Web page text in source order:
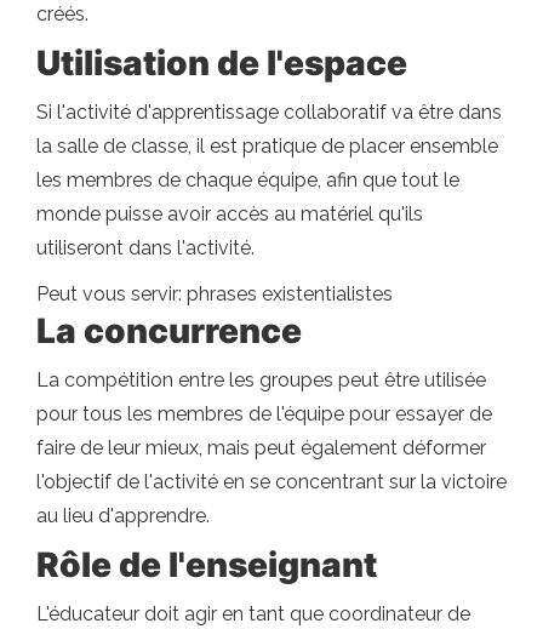
créés.
Utilisation de l'espace
Si l'activité d'apprentissage collaboratif va être dans
la salle de classe, il est pratique de placer ensemble
les membres de chaque équipe, afin que tout le
monde puisse avoir accès au matériel qu'ils
utiliseront dans l'activité.
Peut vous servir: phrases existentialistes
La concurrence
La compétition entre les groupes peut être utilisée
pour tous les membres de l'équipe pour essayer de
faire de leur mieux, mais peut également déformer
l'objectif de l'activité en se concentrant sur la victoire
au lieu d'apprendre.
Rôle de l'enseignant
L'éducateur doit agir en tant que coordinateur de